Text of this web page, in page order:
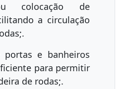
colocação de
a circulação
portas e banheiros
para permitir
de rodas;.